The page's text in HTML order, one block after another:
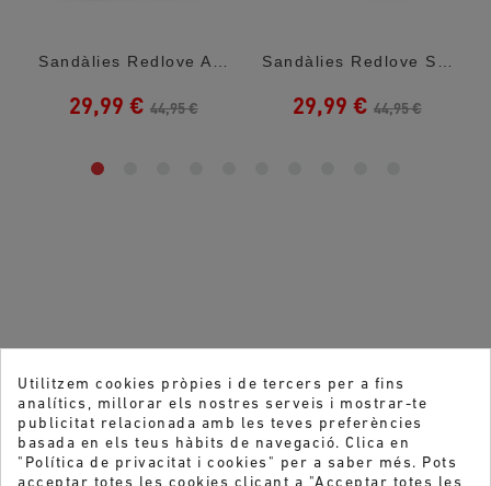
Sandàlies Redlove Akane Blanques Amb...
29,99 € 44,95 €
Sandàlies Redlove Satomi Metal·Litzades...
29,99 € 44,95 €
Utilitzem cookies pròpies i de tercers per a fins
analítics, millorar els nostres serveis i mostrar-te
publicitat relacionada amb les teves preferències
basada en els teus hàbits de navegació. Clica en
"Política de privacitat i cookies" per a saber més. Pots